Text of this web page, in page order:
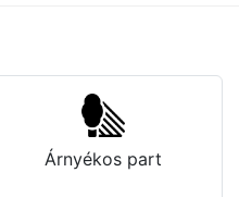
Árnyékos part